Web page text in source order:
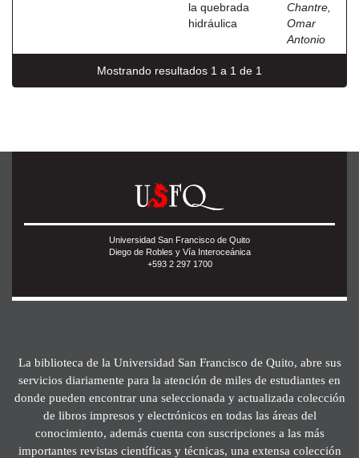
la quebrada
hidráulica
Chantre,
Omar
Antonio
Mostrando resultados 1 a 1 de 1
Universidad San Francisco de Quito
Diego de Robles y Vía Interoceánica
+593 2 297 1700
La biblioteca de la Universidad San Francisco de Quito, abre sus
servicios diariamente para la atención de miles de estudiantes en
donde pueden encontrar una seleccionada y actualizada colección
de libros impresos y electrónicos en todas las áreas del
conocimiento, además cuenta con suscripciones a las más
importantes revistas científicas y técnicas, una extensa colección